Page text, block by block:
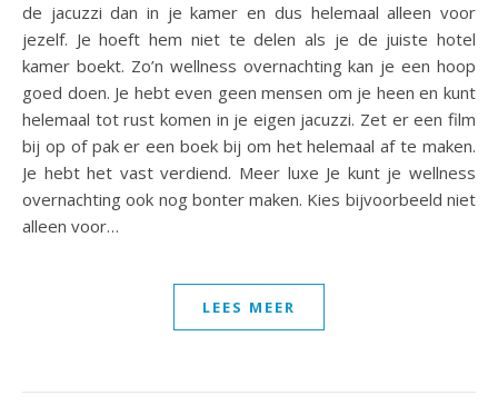
de jacuzzi dan in je kamer en dus helemaal alleen voor
jezelf. Je hoeft hem niet te delen als je de juiste hotel
kamer boekt. Zo’n wellness overnachting kan je een hoop
goed doen. Je hebt even geen mensen om je heen en kunt
helemaal tot rust komen in je eigen jacuzzi. Zet er een film
bij op of pak er een boek bij om het helemaal af te maken.
Je hebt het vast verdiend. Meer luxe Je kunt je wellness
overnachting ook nog bonter maken. Kies bijvoorbeeld niet
alleen voor…
LEES MEER